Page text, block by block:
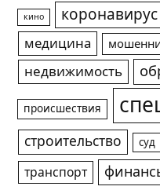
кино коронавирус
медицина
недвижимость
происшествия
строительство суд
транспорт